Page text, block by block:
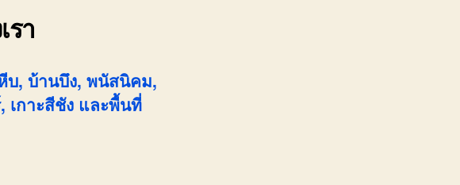
รา
บ, บ้านบึง, พนัสนิคม,
เกาะสีชัง และพื้นที่